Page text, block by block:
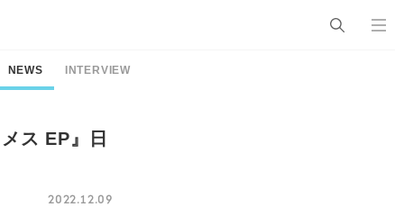
NEWS INTERVIEW
ス EP』日
2022.12.09